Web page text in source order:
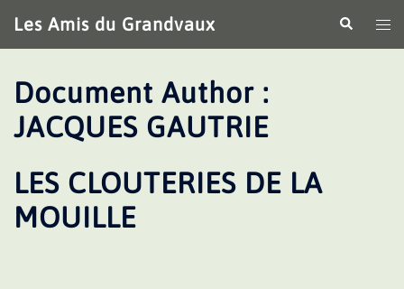
au
contenu
Les Amis du Grandvaux
le
Document Author :
JACQUES GAUTRIE
LES CLOUTERIES DE LA
MOUILLE